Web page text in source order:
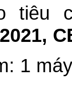
tiêu
1